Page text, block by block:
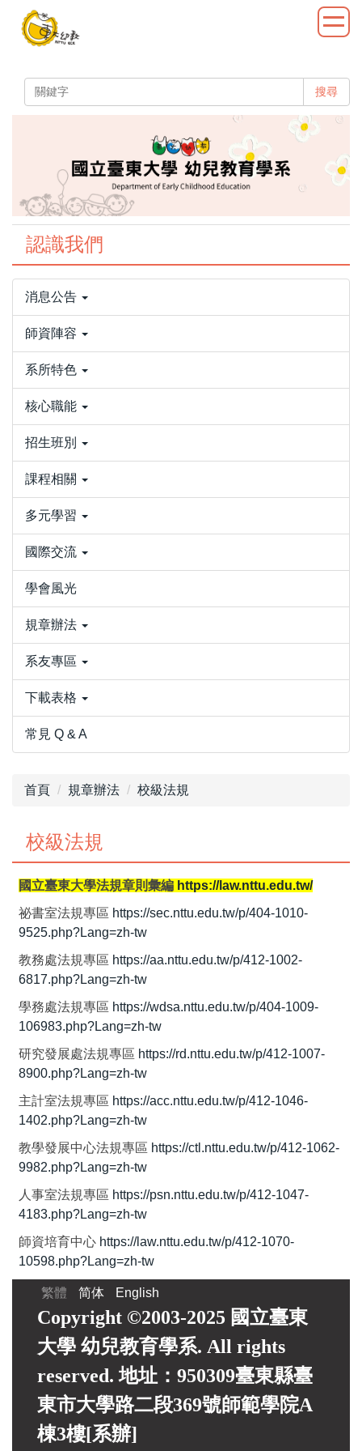
搜尋
認識我們
消息公告
師資陣容
系所特色
核心職能
招生班別
課程相關
多元學習
國際交流
學會風光
規章辦法
系友專區
下載表格
常見 Q & A
首頁 規章辦法 校級法規
校級法規
國立臺東大學法規章則彙編 https://law.nttu.edu.tw/
祕書室法規專區 https://sec.nttu.edu.tw/p/404-1010-
9525.php?Lang=zh-tw
教務處法規專區 https://aa.nttu.edu.tw/p/412-1002-
6817.php?Lang=zh-tw
學務處法規專區 https://wdsa.nttu.edu.tw/p/404-1009-
106983.php?Lang=zh-tw
研究發展處法規專區 https://rd.nttu.edu.tw/p/412-1007-
8900.php?Lang=zh-tw
主計室法規專區 https://acc.nttu.edu.tw/p/412-1046-
1402.php?Lang=zh-tw
教學發展中心法規專區 https://ctl.nttu.edu.tw/p/412-1062-
9982.php?Lang=zh-tw
人事室法規專區 https://psn.nttu.edu.tw/p/412-1047-
4183.php?Lang=zh-tw
師資培育中心 https://law.nttu.edu.tw/p/412-1070-
10598.php?Lang=zh-tw
繁體 简体 English
Copyright ©2003-2025 國立臺東
大學 幼兒教育學系. All rights
reserved. 地址：950309臺東縣臺
東市大學路二段369號師範學院A
棟3樓[系辦]